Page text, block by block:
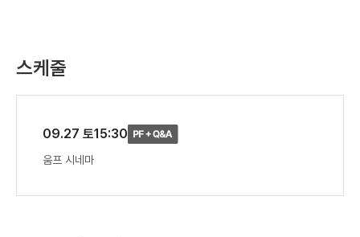
스케줄
09.27 토15:30
움프 시네마